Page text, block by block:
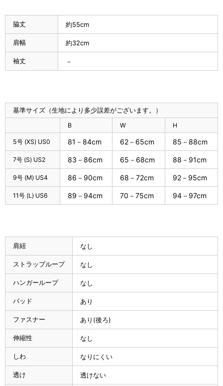
脇丈 約55cm
肩幅 約32cm
袖丈 －
基準サイズ（生地により多少誤差がございます。）
B W H
5号 (XS) US0 81－84cm 62－65cm 85－88cm
7号 (S) US2 83－86cm 65－68cm 88－91cm
9号 (M) US4 86－90cm 68－72cm 92－95cm
11号 (L) US6 89－94cm 70－75cm 94－97cm
肩紐 なし
ストラップループ なし
ハンガーループ なし
パッド あり
ファスナー あり(後ろ)
伸縮性 なし
しわ なりにくい
透け 透けない